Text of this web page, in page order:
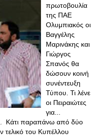
πρωτοβουλία
της ΠΑΕ
Ολυμπιακός οι
Βαγγέλης
Μαρινάκης και
Γιώργος
Σπανός θα
δώσουν κοινή
συνέντευξη
Τύπου. Τι λένε
οι Πειραιώτες
για...
Κάτι παραπάνω από δύο
τελικό του Κυπέλλου